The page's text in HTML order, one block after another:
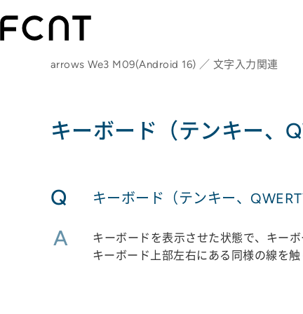
arrows We3 M09(Android 16) ／ 文字入力関連
キーボード（テンキー、
Q キーボード（テンキー、
A
キーボードを表示させた状態で、キー
キーボード上部左右にある同様の線を